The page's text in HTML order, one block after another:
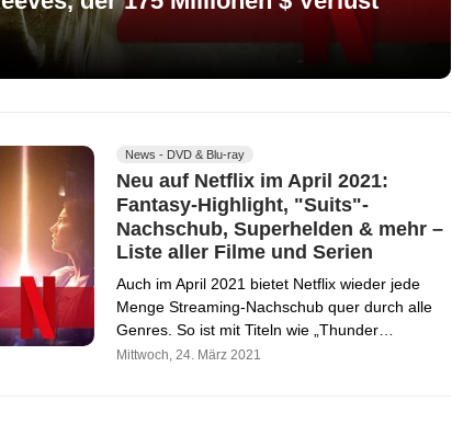
News - DVD & Blu-ray
Neu auf Netflix im April 2021:
Fantasy-Highlight, "Suits"-
Nachschub, Superhelden & mehr –
Liste aller Filme und Serien
Auch im April 2021 bietet Netflix wieder jede
Menge Streaming-Nachschub quer durch alle
Genres. So ist mit Titeln wie „Thunder…
Mittwoch, 24. März 2021